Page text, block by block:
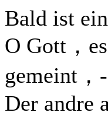
Bald ist
O Gott，
gemeint，-
Der andre